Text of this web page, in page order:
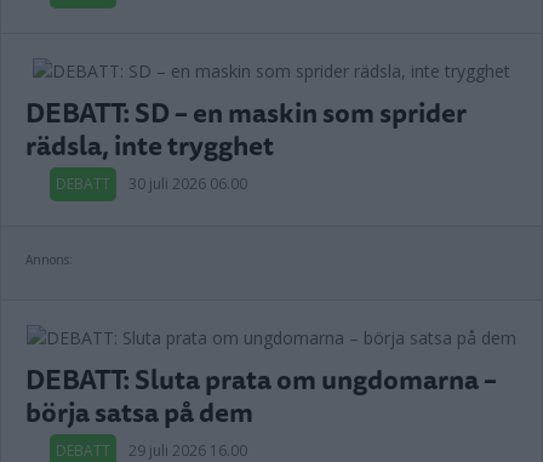
DEBATT: SD – en maskin som sprider
rädsla, inte trygghet
DEBATT 30 juli 2026 06.00
Annons:
DEBATT: Sluta prata om ungdomarna –
börja satsa på dem
DEBATT 29 juli 2026 16.00